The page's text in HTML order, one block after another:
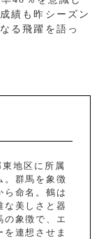
績も昨シーズン
る飛躍を語っ
地区に所属
。群馬を象徴
命名。鶴は
な美しさと器
の象徴で、エ
連想させま